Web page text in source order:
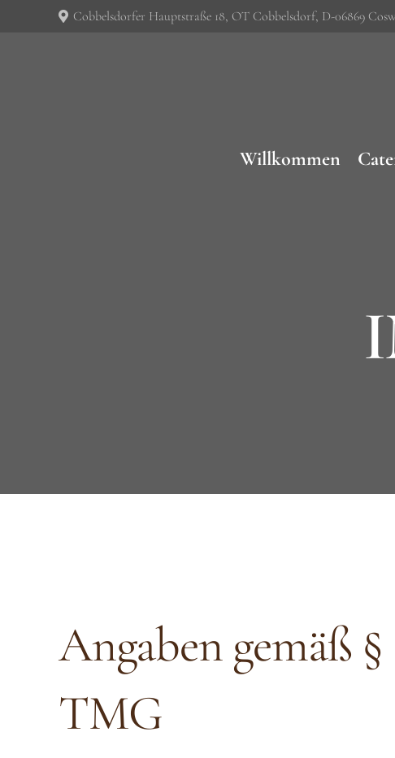
Cobbelsdorfer Hauptstraße 18, OT Cobbelsdorf, D-06869
Willkommen
Angaben gemäß §
TMG